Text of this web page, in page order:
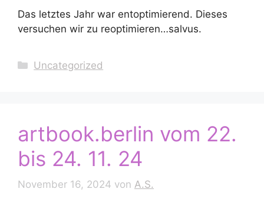
Das letztes Jahr war entoptimierend. Dieses
versuchen wir zu reoptimieren…salvus.
Kategorien
Uncategorized
artbook.berlin vom 22.
bis 24. 11. 24
November 16, 2024 von A.S.